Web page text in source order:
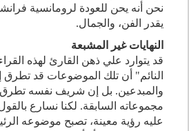
نحن أنه يحن للعودة لرومانسية
يقدر الفن، والجمال.
النهايات غير المشبعة
قد يتوارد علي ذهن القارئ لهذه
النائم" أن تلك الموضوعات قد تطرق
والمبدعين. بل إن شريف نفسه تطرق
مجموعاته السابقة. لكنا نسارع
عليه رؤية معينة، تصبح موضوعه